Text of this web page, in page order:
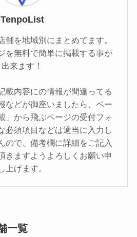
TenpoList
舗を地域別にまとめてます。
を無料で簡単に掲載する事が
出来ます！
載内容にの情報が間違ってる
などが御座いましたら、ペー
」から飛ぶページの受付フォ
必須項目などは適当に入力し
ので、備考欄に詳細をご記入
きますようよろしくお願い申
上げます。
一覧